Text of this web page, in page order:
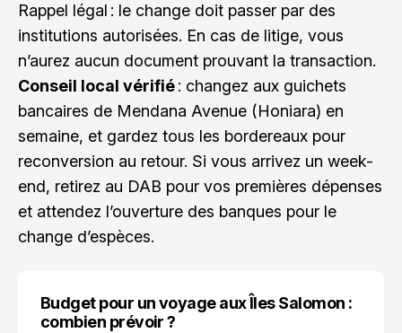
Rappel légal : le change doit passer par des
institutions autorisées. En cas de litige, vous
n’aurez aucun document prouvant la transaction.
Conseil local vérifié: changez aux guichets
bancaires de Mendana Avenue (Honiara) en
semaine, et gardez tous les bordereaux pour
reconversion au retour. Si vous arrivez un week-
end, retirez au DAB pour vos premières dépenses
et attendez l’ouverture des banques pour le
change d’espèces.
Budget pour un voyage aux Îles Salomon :
combien prévoir ?